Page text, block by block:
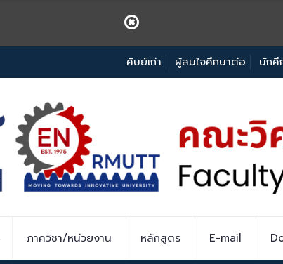
ศิษย์เก่า ผู้สนใจศึกษาต่อ นักศึ
ภาควิชา/หน่วยงาน หลักสูตร E-mail